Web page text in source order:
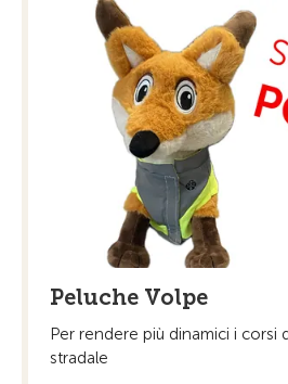
Peluche Volpe
Per rendere più dinamici i corsi
stradale